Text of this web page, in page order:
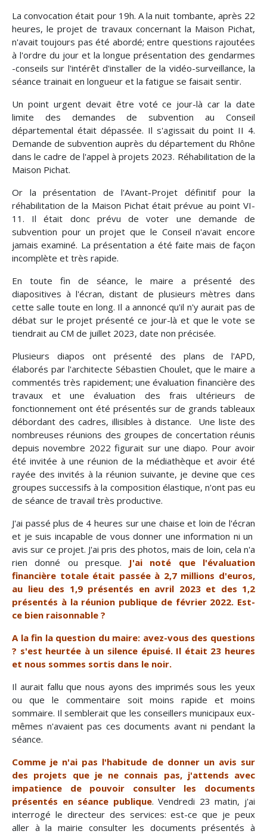
La convocation était pour 19h. A la nuit tombante, après 22
heures, le projet de travaux concernant la Maison Pichat,
n'avait toujours pas été abordé; entre questions rajoutées
à l'ordre du jour et la longue présentation des gendarmes
-conseils sur l'intérêt d'installer de la vidéo-surveillance, la
séance trainait en longueur et la fatigue se faisait sentir.
Un point urgent devait être voté ce jour-là car la date
limite des demandes de subvention au Conseil
départemental était dépassée. Il s'agissait du point II 4.
Demande de subvention auprès du département du Rhône
dans le cadre de l'appel à projets 2023. Réhabilitation de la
Maison Pichat.
Or la présentation de l'Avant-Projet définitif pour la
réhabilitation de la Maison Pichat était prévue au point VI-
11. Il était donc prévu de voter une demande de
subvention pour un projet que le Conseil n'avait encore
jamais examiné. La présentation a été faite mais de façon
incomplète et très rapide.
En toute fin de séance, le maire a présenté des
diapositives à l'écran, distant de plusieurs mètres dans
cette salle toute en long. Il a annoncé qu'il n'y aurait pas de
débat sur le projet présenté ce jour-là et que le vote se
tiendrait au CM de juillet 2023, date non précisée.
Plusieurs diapos ont présenté des plans de l'APD,
élaborés par l'architecte Sébastien Choulet, que le maire a
commentés très rapidement; une évaluation financière des
travaux et une évaluation des frais ultérieurs de
fonctionnement ont été présentés sur de grands tableaux
débordant des cadres, illisibles à distance. Une liste des
nombreuses réunions des groupes de concertation réunis
depuis novembre 2022 figurait sur une diapo. Pour avoir
été invitée à une réunion de la médiathèque et avoir été
rayée des invités à la réunion suivante, je devine que ces
groupes successifs à la composition élastique, n'ont pas eu
de séance de travail très productive.
J'ai passé plus de 4 heures sur une chaise et loin de l'écran
et je suis incapable de vous donner une information ni un
avis sur ce projet. J'ai pris des photos, mais de loin, cela n'a
rien donné ou presque. J'ai noté que l'évaluation
financière totale était passée à 2,7 millions d'euros,
au lieu des 1,9 présentés en avril 2023 et des 1,2
présentés à la réunion publique de février 2022. Est-
ce bien raisonnable ?
A la fin la question du maire: avez-vous des questions
? s'est heurtée à un silence épuisé. Il était 23 heures
et nous sommes sortis dans le noir.
Il aurait fallu que nous ayons des imprimés sous les yeux
ou que le commentaire soit moins rapide et moins
sommaire. Il semblerait que les conseillers municipaux eux-
mêmes n'avaient pas ces documents avant ni pendant la
séance.
Comme je n'ai pas l'habitude de donner un avis sur
des projets que je ne connais pas, j'attends avec
impatience de pouvoir consulter les documents
présentés en séance publique. Vendredi 23 matin, j'ai
interrogé le directeur des services: est-ce que je peux
aller à la mairie consulter les documents présentés à